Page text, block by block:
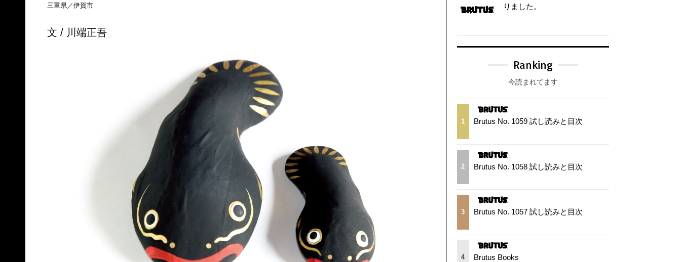
三重県／伊賀市
文 / 川端正吾
りました。
Ranking
今読まれてます
1 Brutus No. 1059 試し読みと目次
2 Brutus No. 1058 試し読みと目次
3 Brutus No. 1057 試し読みと目次
4 Brutus Books